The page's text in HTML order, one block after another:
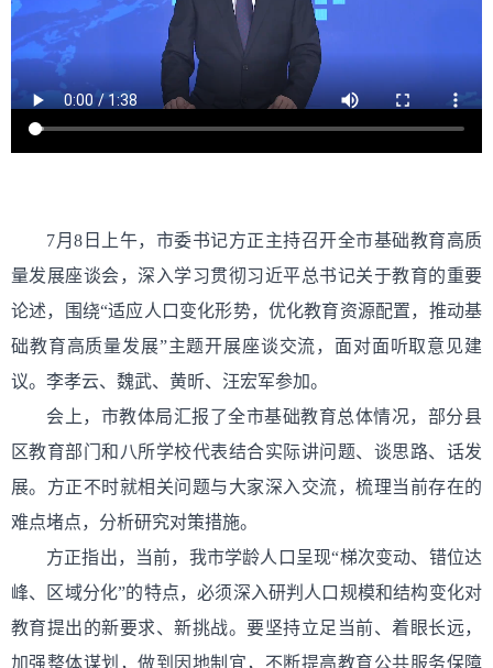
7月8日上午，市委书记方正主持召开全市基础教育高质
量发展座谈会，深入学习贯彻习近平总书记关于教育的重要
论述，围绕“适应人口变化形势，优化教育资源配置，推动基
础教育高质量发展”主题开展座谈交流，面对面听取意见建
议。李孝云、魏武、黄昕、汪宏军参加。
会上，市教体局汇报了全市基础教育总体情况，部分县
区教育部门和八所学校代表结合实际讲问题、谈思路、话发
展。方正不时就相关问题与大家深入交流，梳理当前存在的
难点堵点，分析研究对策措施。
方正指出，当前，我市学龄人口呈现“梯次变动、错位达
峰、区域分化”的特点，必须深入研判人口规模和结构变化对
教育提出的新要求、新挑战。要坚持立足当前、着眼长远，
加强整体谋划，做到因地制宜，不断提高教育公共服务保障